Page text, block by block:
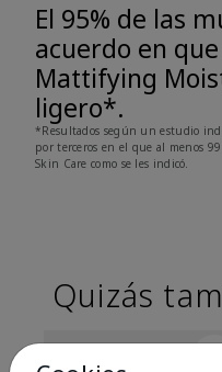
El 95% de las
acuerdo en
Mattifying
ligero*.
*Resultados según un estudio
por terceros en el que al menos
Skin Care como se les indicó.
Quizás